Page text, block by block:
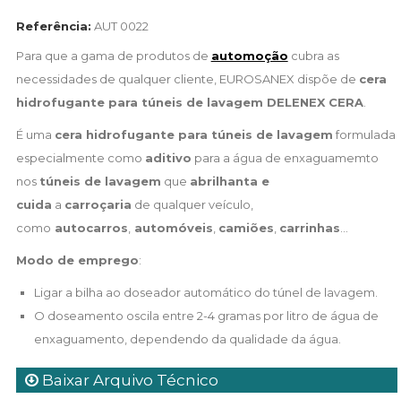
Referência: AUT 0022
Para que a gama de produtos de automoção cubra as
necessidades de qualquer cliente, EUROSANEX dispõe de cera
hidrofugante para túneis de lavagem DELENEX CERA.
É uma cera hidrofugante para túneis de lavagem formulada
especialmente como aditivo para a água de enxaguamemto
nos túneis de lavagem que abrilhanta e
cuida a carroçaria de qualquer veículo,
como autocarros automóveis camiões carrinhas
Modo de emprego:
Ligar a bilha ao doseador automático do túnel de lavagem.
O doseamento oscila entre 2-4 gramas por litro de água de
enxaguamento, dependendo da qualidade da água.
Baixar Arquivo Técnico